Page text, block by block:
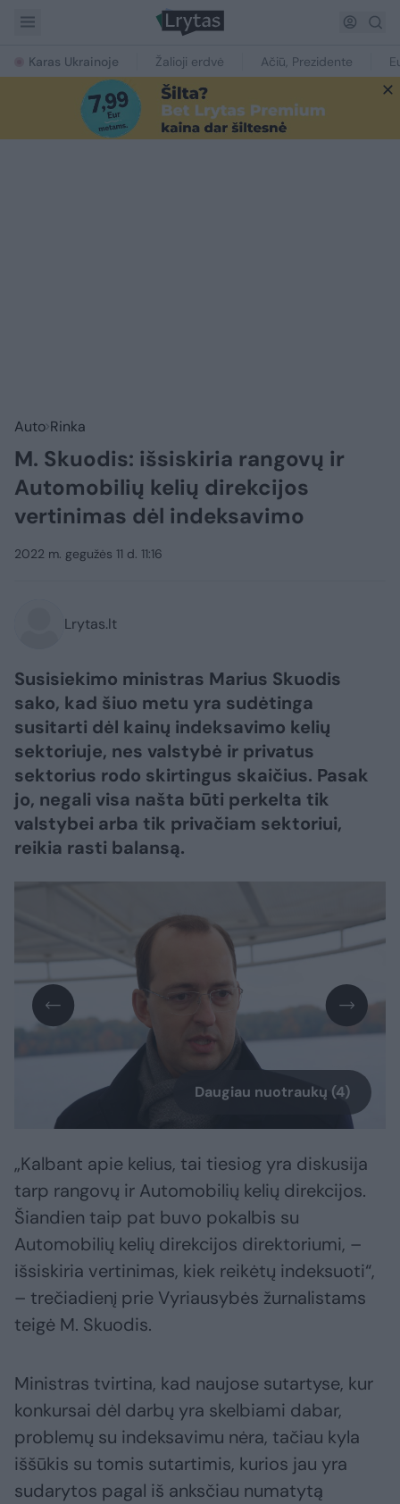
Karas Ukrainoje Žalioji erdvė Ačiū, Prezidente
Auto Rinka
M. Skuodis: išsiskiria rangovų ir
Automobilių kelių direkcijos
vertinimas dėl indeksavimo
2022 m. gegužės 11 d. 11:16
Lrytas.lt
Susisiekimo ministras Marius Skuodis
sako, kad šiuo metu yra sudėtinga
susitarti dėl kainų indeksavimo kelių
sektoriuje, nes valstybė ir privatus
sektorius rodo skirtingus skaičius. Pasak
jo, negali visa našta būti perkelta tik
valstybei arba tik privačiam sektoriui,
reikia rasti balansą.
Daugiau nuotraukų (4)
„Kalbant apie kelius, tai tiesiog yra diskusija
tarp rangovų ir Automobilių kelių direkcijos.
Šiandien taip pat buvo pokalbis su
Automobilių kelių direkcijos direktoriumi, –
išsiskiria vertinimas, kiek reikėtų indeksuoti“,
– trečiadienį prie Vyriausybės žurnalistams
teigė M. Skuodis.
Ministras tvirtina, kad naujose sutartyse, kur
konkursai dėl darbų yra skelbiami dabar,
problemų su indeksavimu nėra, tačiau kyla
iššūkis su tomis sutartimis, kurios jau yra
sudarytos pagal iš anksčiau numatytą